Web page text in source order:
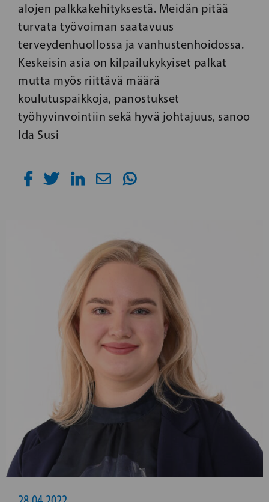
alojen palkkakehityksestä. Meidän pitää
turvata työvoiman saatavuus
terveydenhuollossa ja vanhustenhoidossa.
Keskeisin asia on kilpailukykyiset palkat
mutta myös riittävä määrä
koulutuspaikkoja, panostukset
työhyvinvointiin sekä hyvä johtajuus, sanoo
Ida Susi